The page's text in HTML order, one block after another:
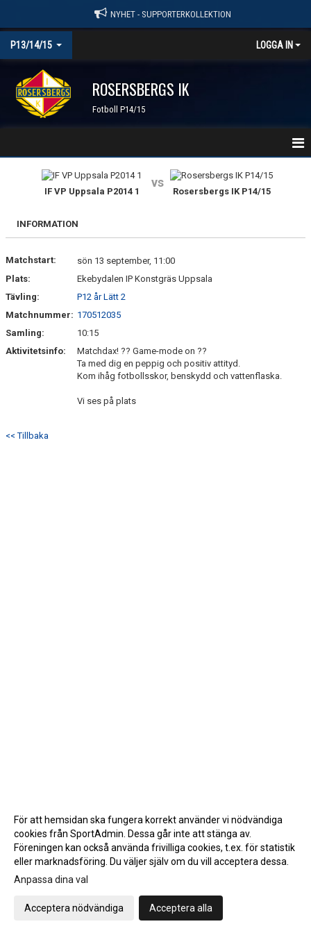
NYHET - SUPPORTERKOLLEKTION
P13/14/15 LOGGA IN
ROSERSBERGS IK
Fotboll P14/15
KALENDER
MATCHER
BILDGALLERI
DOKUMENT
IF VP Uppsala P2014 1
vs
Rosersbergs IK P14/15
INFORMATION
Matchstart:
sön 13 september, 11:00
Plats:
Ekebydalen IP Konstgräs Uppsala
Tävling:
P12 år Lätt 2
Matchnummer: 170512035
Samling:
10:15
Aktivitetsinfo:
Matchdax! ?? Game-mode on ??
Ta med dig en peppig och positiv attityd.
Kom ihåg fotbollsskor, benskydd och vattenflaska.
Vi ses på plats
<< Tillbaka
Gå till Webbversion
För att hemsidan ska fungera korrekt använder vi nödvändiga
cookies från SportAdmin. Dessa går inte att stänga av.
Föreningen kan också använda frivilliga cookies, t.ex. för statistik
eller marknadsföring. Du väljer själv om du vill acceptera dessa.
Anpassa dina val
Acceptera nödvändiga Acceptera alla